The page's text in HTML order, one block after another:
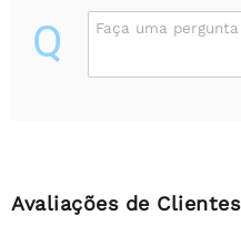
Q Faça uma pergunta
Avaliações de Clientes